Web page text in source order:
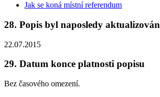
Jak se koná místní referendum
28. Popis byl naposledy aktualizován
22.07.2015
29. Datum konce platnosti popisu
Bez časového omezení.